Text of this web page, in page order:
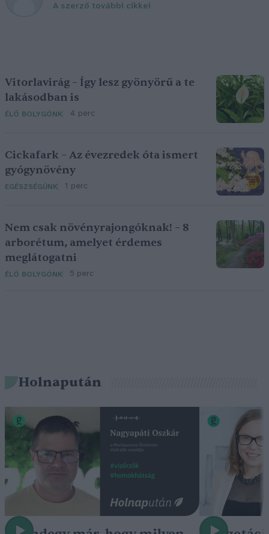
A szerző további cikkei
Vitorlavirág – Így lesz gyönyörű a te
lakásodban is
ÉLŐ BOLYGÓNK 4 perc
Cickafark – Az évezredek óta ismert
gyógynövény
EGÉSZSÉGÜNK 1 perc
Nem csak növényrajongóknak! – 8
arborétum, amelyet érdemes
meglátogatni
ÉLŐ BOLYGÓNK 5 perc
Holnapután